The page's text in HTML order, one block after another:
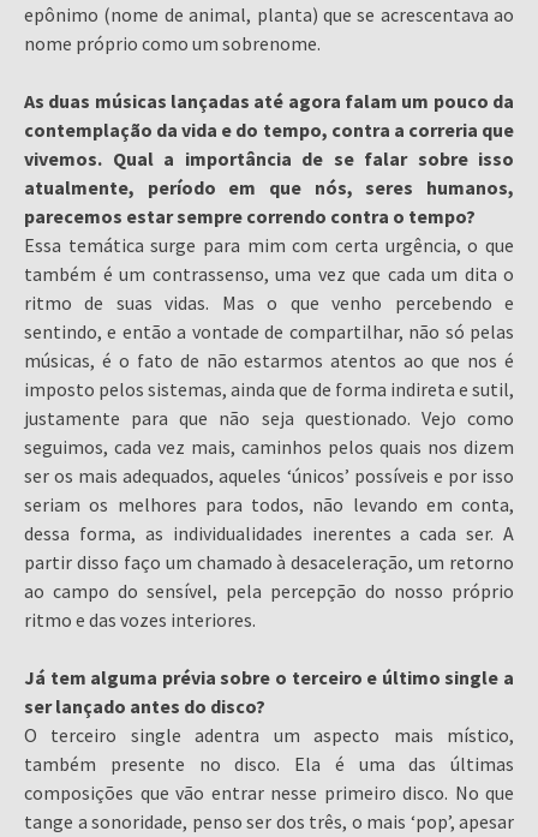
epônimo (nome de animal, planta) que se acrescentava ao
nome próprio como um sobrenome.
As duas músicas lançadas até agora falam um pouco da
contemplação da vida e do tempo, contra a correria que
vivemos. Qual a importância de se falar sobre isso
atualmente, período em que nós, seres humanos,
parecemos estar sempre correndo contra o tempo?
Essa temática surge para mim com certa urgência, o que
também é um contrassenso, uma vez que cada um dita o
ritmo de suas vidas. Mas o que venho percebendo e
sentindo, e então a vontade de compartilhar, não só pelas
músicas, é o fato de não estarmos atentos ao que nos é
imposto pelos sistemas, ainda que de forma indireta e sutil,
justamente para que não seja questionado. Vejo como
seguimos, cada vez mais, caminhos pelos quais nos dizem
ser os mais adequados, aqueles ‘únicos’ possíveis e por isso
seriam os melhores para todos, não levando em conta,
dessa forma, as individualidades inerentes a cada ser. A
partir disso faço um chamado à desaceleração, um retorno
ao campo do sensível, pela percepção do nosso próprio
ritmo e das vozes interiores.
Já tem alguma prévia sobre o terceiro e último single a
ser lançado antes do disco?
O terceiro single adentra um aspecto mais místico,
também presente no disco. Ela é uma das últimas
composições que vão entrar nesse primeiro disco. No que
tange a sonoridade, penso ser dos três, o mais ‘pop’, apesar